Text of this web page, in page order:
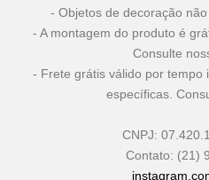
- Objetos de decoração
- A montagem do produto é
Consulte
- Frete grátis válido por tempo
específicas.
CNPJ:
Contato: (21)